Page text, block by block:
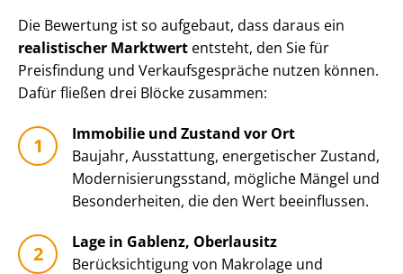
Die Bewertung ist so aufgebaut, dass daraus ein
realistischer Marktwert entsteht, den Sie für
Preisfindung und Ver­kaufs­ge­sprä­che nutzen können.
Dafür fließen drei Blöcke zusammen:
Immobilie und Zustand vor Ort
Baujahr, Ausstattung, energetischer Zustand,
Mo­der­ni­sie­rungs­stand, mögliche Mängel und
Besonderheiten, die den Wert beeinflussen.
Lage in Gablenz, Oberlausitz
Be­rück­sich­ti­gung von Makrolage und